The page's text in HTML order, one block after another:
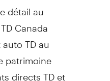
détail au
Canada
TD au
patrimoine
directs TD et